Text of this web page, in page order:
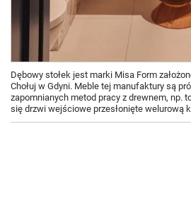
Dębowy stołek jest marki Misa Form
Chołuj w Gdyni. Meble tej manufaktury są
zapomnianych metod pracy z drewnem, np.
się drzwi wejściowe przesłonięte welurową